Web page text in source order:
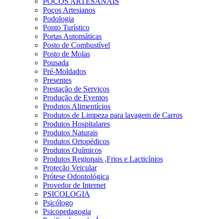
Poços Artesianos
Podologia
Ponto Turístico
Portas Automáticas
Posto de Combustível
Posto de Molas
Pousada
Pré-Moldados
Presentes
Prestação de Serviços
Produção de Eventos
Produtos Alimentícios
Produtos de Limpeza para lavagem de Carros
Produtos Hospitalares
Produtos Naturais
Produtos Ortopédicos
Produtos Químicos
Produtos Regionais ,Frios e Lacticínios
Proteção Veicular
Prótese Odontológica
Provedor de Internet
PSICOLOGIA
Psicólogo
Psicopedagogia